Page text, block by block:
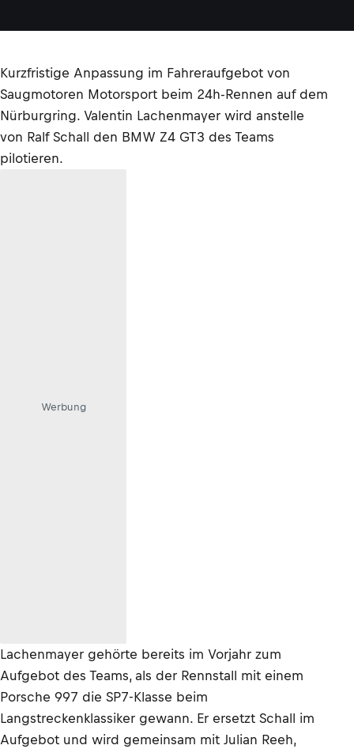
Kurzfristige Anpassung im Fahreraufgebot von
Saugmotoren Motorsport beim 24h-Rennen auf dem
Nürburgring. Valentin Lachenmayer wird anstelle
von Ralf Schall den BMW Z4 GT3 des Teams
pilotieren.
Werbung
Lachenmayer gehörte bereits im Vorjahr zum
Aufgebot des Teams, als der Rennstall mit einem
Porsche 997 die SP7-Klasse beim
Langstreckenklassiker gewann. Er ersetzt Schall im
Aufgebot und wird gemeinsam mit Julian Reeh,